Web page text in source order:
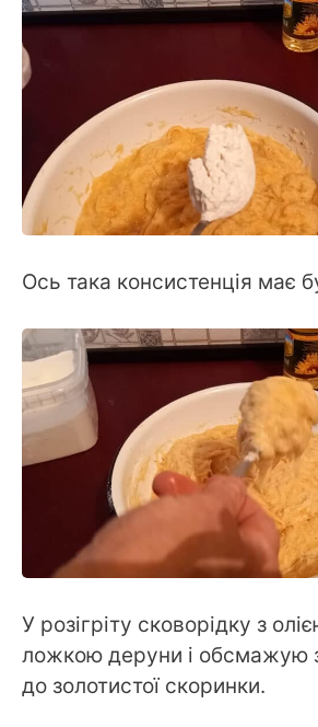
Ось така консистенція має
У розігріту сковорідку з
ложкою деруни і обсмажую
до золотистої скоринки.